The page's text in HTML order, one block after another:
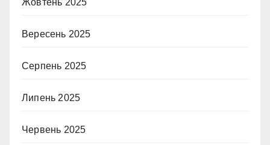
Жовтень 2025
Вересень 2025
Серпень 2025
Липень 2025
Червень 2025